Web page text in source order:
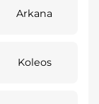
Arkana
Koleos